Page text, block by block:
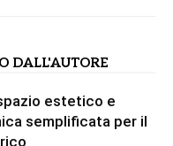
DALL'AUTORE
estetico e
semplificata per il